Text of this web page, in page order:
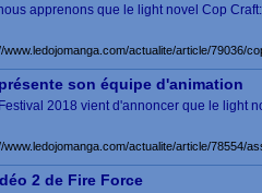
apprenons que le light novel Cop
www.ledojomanga.com/actualite/article/79036/
son équipe d'animation
2018 vient d'annoncer que le light
www.ledojomanga.com/actualite/article/78554/
2 de Fire Force